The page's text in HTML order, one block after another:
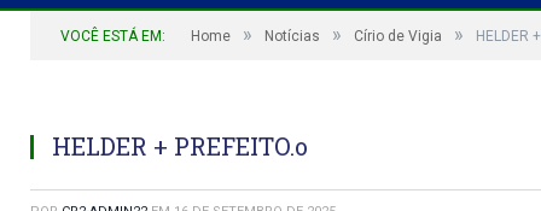
VOCÊ ESTÁ EM: Home » Notícias » Círio de Vigia » HELDER
HELDER + PREFEITO.o